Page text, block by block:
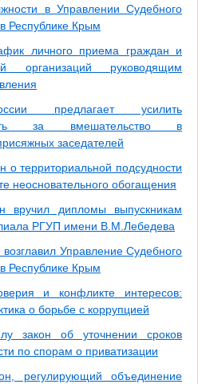
в Управлении Судебного
Республике Крым
личного приема граждан и
организаций руководящим
предлагает усилить
за вмешательство в
заседателей
о территориальной подсудности
неосновательного обогащения
вручил дипломы выпускникам
РГУП имени В.М.Лебедева
Управление Судебного
Республике Крым
и конфликте интересов:
о борьбе с коррупцией
закон об уточнении сроков
по спорам о приватизации
регулирующий объединение